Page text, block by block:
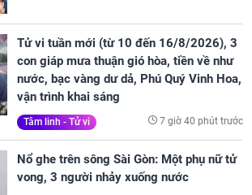
Tử vi tuần mới (từ 10 đến 16/8/2026), 3
con giáp mưa thuận gió hòa, tiền về như
nước, bạc vàng dư dả, Phú Quý Vinh Hoa,
vận trình khai sáng
Tâm linh - Tử vi 7 giờ 40 phút trước
Nổ ghe trên sông Sài Gòn: Một phụ nữ tử
vong, 3 người nhảy xuống nước